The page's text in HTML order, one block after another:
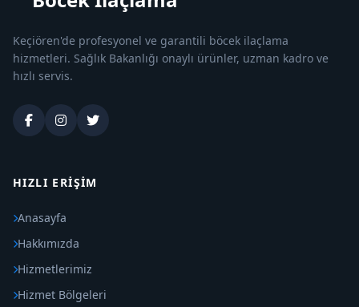
Keçiören'de profesyonel ve garantili böcek ilaçlama
hizmetleri. Sağlık Bakanlığı onaylı ürünler, uzman kadro ve
hızlı servis.
HIZLI ERIŞIM
Anasayfa
Hakkımızda
Hizmetlerimiz
Hizmet Bölgeleri